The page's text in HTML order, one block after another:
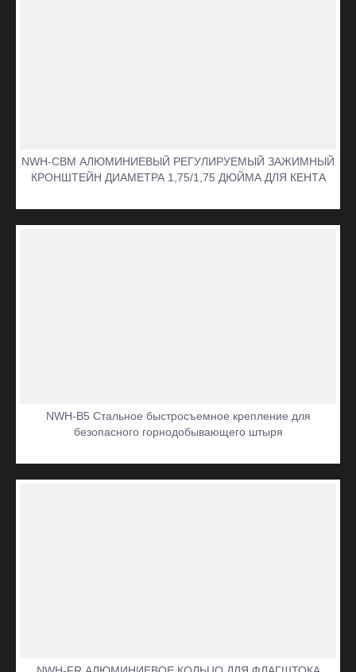
NWH-CBM АЛЮМИНИЕВЫЙ РЕГУЛИРУЕМЫЙ ЗАЖИМНЫЙ
КРОНШТЕЙН ДИАМЕТРА 1,75/1,75 ДЮЙМА ДЛЯ КЕНТА
NWH-B5 Стальное быстросъемное крепление для
безопасного горнодобывающего штыря